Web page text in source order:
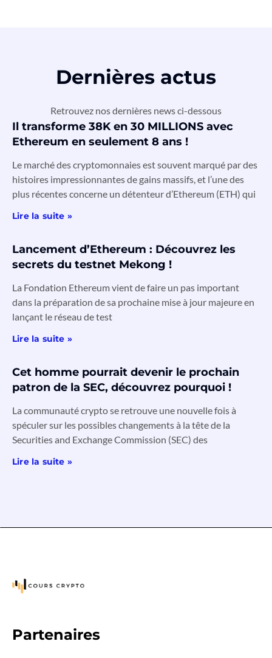
Dernières actus
Retrouvez nos dernières news ci-dessous
Il transforme 38K en 30 MILLIONS avec
Ethereum en seulement 8 ans !
Le marché des cryptomonnaies est souvent marqué par des
histoires impressionnantes de gains massifs, et l’une des
plus récentes concerne un détenteur d’Ethereum (ETH) qui
Lire la suite »
Lancement d’Ethereum : Découvrez les
secrets du testnet Mekong !
La Fondation Ethereum vient de faire un pas important
dans la préparation de sa prochaine mise à jour majeure en
lançant le réseau de test
Lire la suite »
Cet homme pourrait devenir le prochain
patron de la SEC, découvrez pourquoi !
La communauté crypto se retrouve une nouvelle fois à
spéculer sur les possibles changements à la tête de la
Securities and Exchange Commission (SEC) des
Lire la suite »
Partenaires